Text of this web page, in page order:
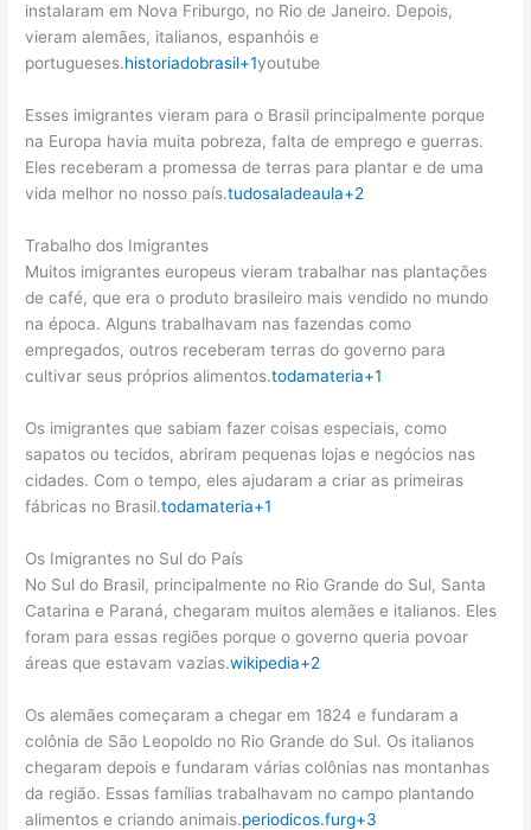
instalaram em Nova Friburgo, no Rio de Janeiro. Depois,
vieram alemães, italianos, espanhóis e
portugueses.historiadobrasil+1youtube
Esses imigrantes vieram para o Brasil principalmente porque
na Europa havia muita pobreza, falta de emprego e guerras.
Eles receberam a promessa de terras para plantar e de uma
vida melhor no nosso país.tudosaladeaula+2
Trabalho dos Imigrantes
Muitos imigrantes europeus vieram trabalhar nas plantações
de café, que era o produto brasileiro mais vendido no mundo
na época. Alguns trabalhavam nas fazendas como
empregados, outros receberam terras do governo para
cultivar seus próprios alimentos.todamateria+1
Os imigrantes que sabiam fazer coisas especiais, como
sapatos ou tecidos, abriram pequenas lojas e negócios nas
cidades. Com o tempo, eles ajudaram a criar as primeiras
fábricas no Brasil.todamateria+1
Os Imigrantes no Sul do País
No Sul do Brasil, principalmente no Rio Grande do Sul, Santa
Catarina e Paraná, chegaram muitos alemães e italianos. Eles
foram para essas regiões porque o governo queria povoar
áreas que estavam vazias.wikipedia+2
Os alemães começaram a chegar em 1824 e fundaram a
colônia de São Leopoldo no Rio Grande do Sul. Os italianos
chegaram depois e fundaram várias colônias nas montanhas
da região. Essas famílias trabalhavam no campo plantando
alimentos e criando animais.periodicos.furg+3